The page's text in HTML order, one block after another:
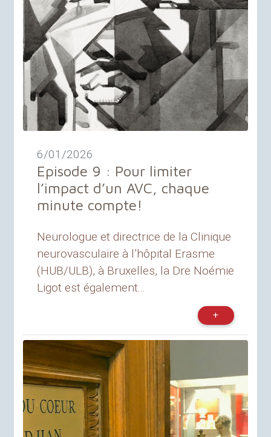
6/01/2026
Episode 9 : Pour limiter
l’impact d’un AVC, chaque
minute compte!
Neurologue et directrice de la Clinique
neurovasculaire à l’hôpital Erasme
(HUB/ULB), à Bruxelles, la Dre Noémie
Ligot est également...